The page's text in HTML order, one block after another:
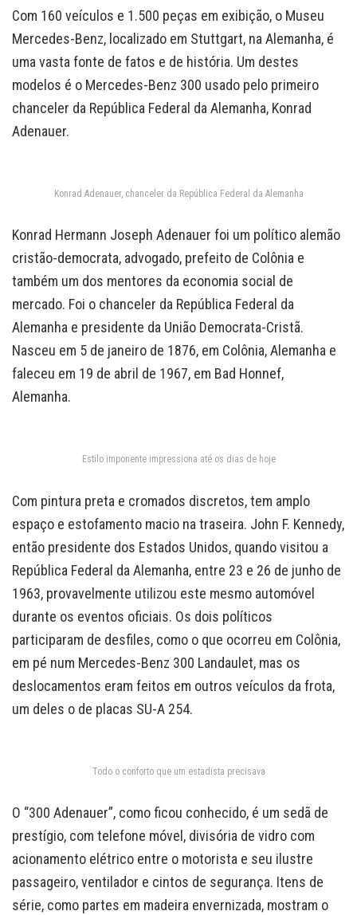
Com 160 veículos e 1.500 peças em exibição, o Museu
Mercedes-Benz, localizado em Stuttgart, na Alemanha, é
uma vasta fonte de fatos e de história. Um destes
modelos é o Mercedes-Benz 300 usado pelo primeiro
chanceler da República Federal da Alemanha, Konrad
Adenauer.
Konrad Adenauer, chanceler da República Federal da Alemanha
Konrad Hermann Joseph Adenauer foi um político alemão
cristão-democrata, advogado, prefeito de Colônia e
também um dos mentores da economia social de
mercado. Foi o chanceler da República Federal da
Alemanha e presidente da União Democrata-Cristã.
Nasceu em 5 de janeiro de 1876, em Colônia, Alemanha e
faleceu em 19 de abril de 1967, em Bad Honnef,
Alemanha.
Estilo imponente impressiona até os dias de hoje
Com pintura preta e cromados discretos, tem amplo
espaço e estofamento macio na traseira. John F. Kennedy,
então presidente dos Estados Unidos, quando visitou a
República Federal da Alemanha, entre 23 e 26 de junho de
1963, provavelmente utilizou este mesmo automóvel
durante os eventos oficiais. Os dois políticos
participaram de desfiles, como o que ocorreu em Colônia,
em pé num Mercedes-Benz 300 Landaulet, mas os
deslocamentos eram feitos em outros veículos da frota,
um deles o de placas SU-A 254.
Todo o conforto que um estadista precisava
O “300 Adenauer”, como ficou conhecido, é um sedã de
prestígio, com telefone móvel, divisória de vidro com
acionamento elétrico entre o motorista e seu ilustre
passageiro, ventilador e cintos de segurança. Itens de
série, como partes em madeira envernizada, mostram o